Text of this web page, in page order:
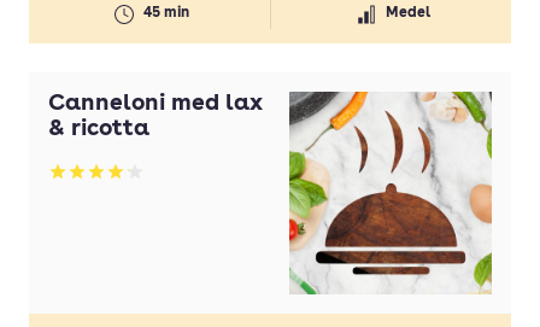
45 min Medel
Canneloni med lax
& ricotta
Betyg: 4.13 av 5